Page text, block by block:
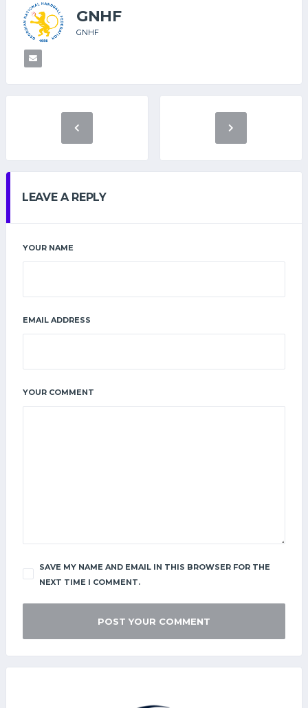
GNHF
GNHF
LEAVE A REPLY
YOUR NAME
EMAIL ADDRESS
YOUR COMMENT
SAVE MY NAME AND EMAIL IN THIS BROWSER FOR THE
NEXT TIME I COMMENT.